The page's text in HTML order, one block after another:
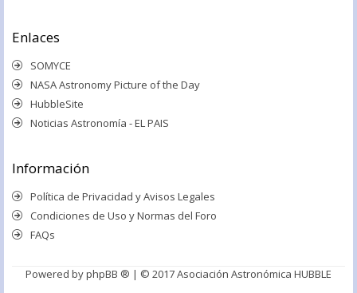
Enlaces
SOMYCE
NASA Astronomy Picture of the Day
HubbleSite
Noticias Astronomía - EL PAIS
Información
Política de Privacidad y Avisos Legales
Condiciones de Uso y Normas del Foro
FAQs
Powered byphpBB ® | © 2017 Asociación Astronómica HUBBLE